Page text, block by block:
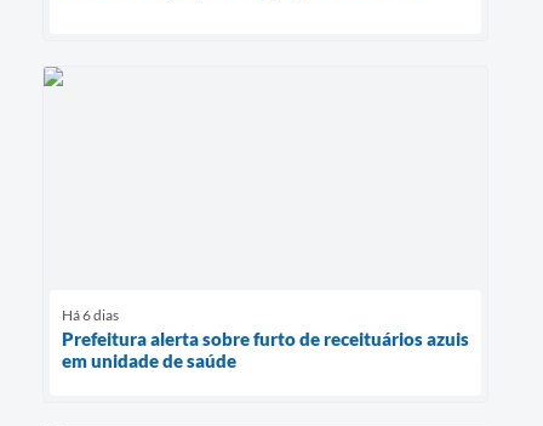
Há 6 dias
Prefeitura alerta sobre furto de receituários azuis
em unidade de saúde